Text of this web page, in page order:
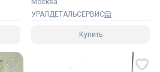
Москва
УРАЛДЕТАЛЬСЕРВИС
Купить